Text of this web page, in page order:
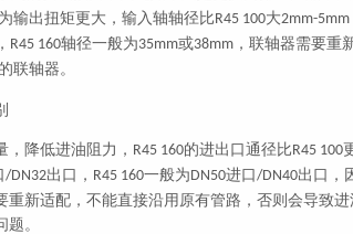
输出扭矩更大，输入轴轴径比R45 100大2mm-5mm
， R45 160轴径一般为35mm或38mm ，联轴器需要重
的联轴器。
，降低进油阻力， R45 160的进出口通径比R45 100
/DN32出口， R45 160一般为DN50进口 /DN40出口，
重新适配，不能直接沿用原有管路，否则会导致进
。